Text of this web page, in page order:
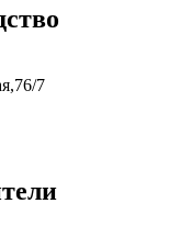
7